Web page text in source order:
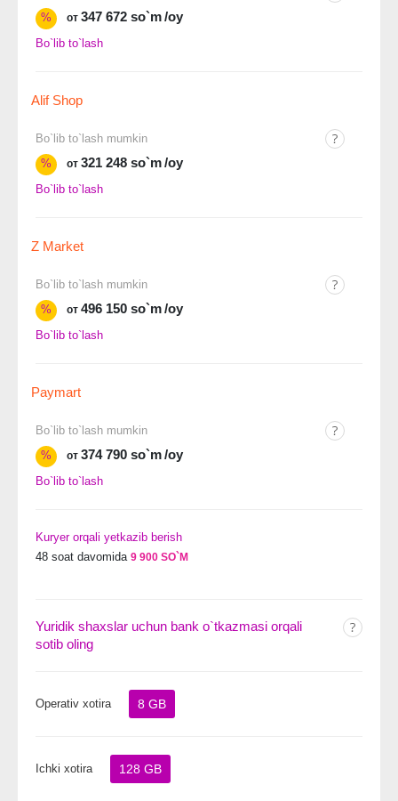
%
от 347 672 so`m/oy
Bo`lib to`lash
Alif Shop
Bo`lib to`lash mumkin
%
от 321 248 so`m/oy
Bo`lib to`lash
Z Market
Bo`lib to`lash mumkin
%
от 496 150 so`m/oy
Bo`lib to`lash
Paymart
Bo`lib to`lash mumkin
%
от 374 790 so`m/oy
Bo`lib to`lash
Kuryer orqali yetkazib berish
48 soat davomida 9 900 SO`M
Yuridik shaxslar uchun bank o`tkazmasi orqali
sotib oling
Operativ xotira 8 GB
Ichki xotira 128 GB